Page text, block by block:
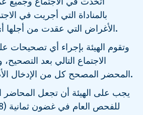
بالمناداة التي أجريت في
الأغراض التي عقدت من أجلها أي جلسة مغلقة.
وتقوم الهيئة بإجراء أي
الاجتماع التالي بعد
المحضر المصحح كل من الإدخال الأصلي والتصحيح.
يجب على الهيئة أن تجعل المحاضر